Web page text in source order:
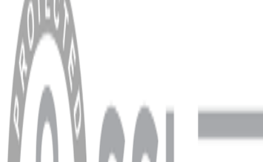
Blog
MÜŞTERİ HİZMETLERİ
Hesabım
Sipariş Sorgulama
Banka Hesap Bilgileri
YARDIM VE DESTEK
Ödeme ve Teslimat Şartları
Garanti ve İade Şartları